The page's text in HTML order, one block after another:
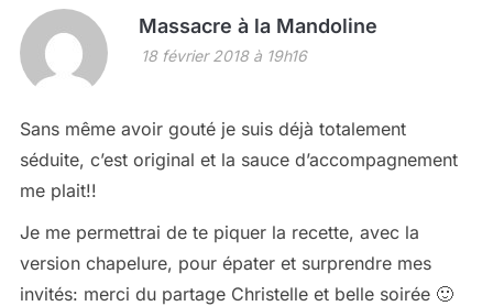
Massacre à la Mandoline
18 février 2018 à 19h16
Sans même avoir gouté je suis déjà totalement
séduite, c’est original et la sauce d’accompagnement
me plait!!
Je me permettrai de te piquer la recette, avec la
version chapelure, pour épater et surprendre mes
invités: merci du partage Christelle et belle soirée 🙂